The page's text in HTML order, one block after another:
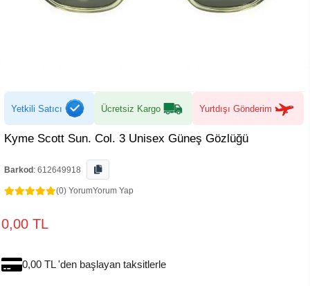
Yetkili Satıcı Ücretsiz Kargo Yurtdışı Gönderim
Kyme Scott Sun. Col. 3 Unisex Güneş Gözlüğü
Barkod : 612649918
(0) YorumYorum Yap
0,00 TL
0,00 TL 'den başlayan taksitlerle